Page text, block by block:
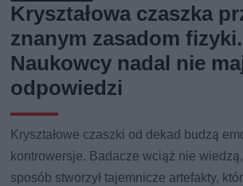
Kryształowa czaszka
znanym zasadom fizyki.
Naukowcy nadal nie
odpowiedzi
Kryształowe czaszki od dekad budzą
kontrowersje. Badacze wciąż nie
sposób stworzył tajemnicze artefakty,